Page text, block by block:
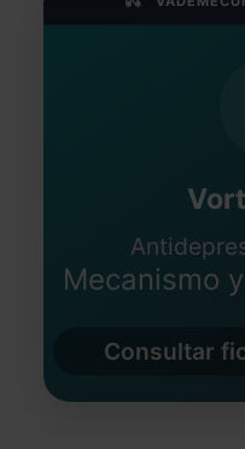
Mecanismo
Consultar